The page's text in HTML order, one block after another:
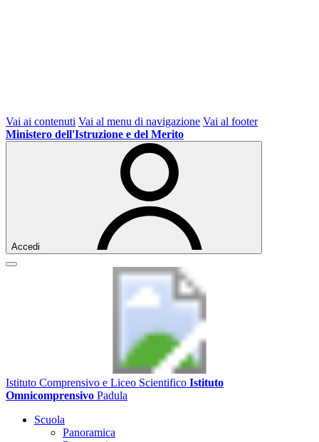
Vai ai contenuti Vai al menu di navigazione Vai al footer
Ministero dell'Istruzione e del Merito
Accedi
Istituto Comprensivo e Liceo Scientifico Istituto
Omnicomprensivo Padula
Scuola
Panoramica